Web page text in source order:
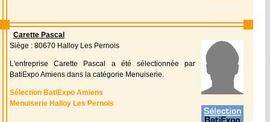
Carette Pascal
Siège : 80670 Halloy Les Pernois
L'entreprise Carette Pascal a été sélectionnée par
BatiExpo Amiens dans la catégorie Menuiserie.
Sélection BatiExpo Amiens
Menuiserie Halloy Les Pernois